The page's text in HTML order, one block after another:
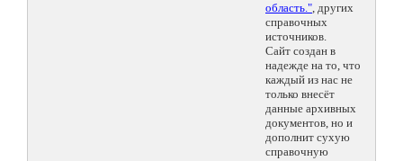
область.", других
справочных
источников.
Сайт создан в
надежде на то, что
каждый из нас не
только внесёт
данные архивных
документов, но и
дополнит сухую
справочную